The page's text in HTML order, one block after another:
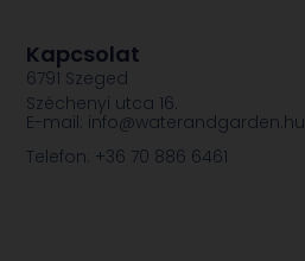
Kapcsolat
6791 Szeged
Széchenyi utca 16.
E-mail: info@waterandgarden.hu
Telefon: +36 70 886 6461